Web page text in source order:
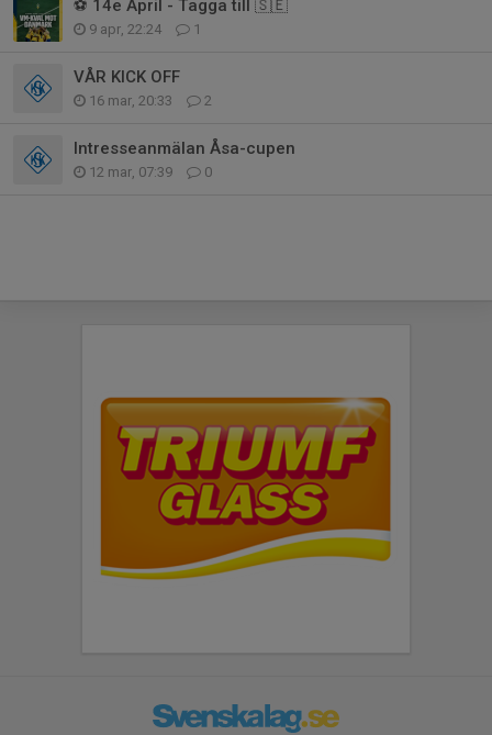
⚽️ 14e April - Tagga till 🇸🇪
9 apr, 22:24 1
VÅR KICK OFF
16 mar, 20:33 2
Intresseanmälan Åsa-cupen
12 mar, 07:39 0